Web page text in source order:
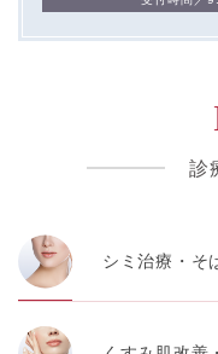
診
シミ治療・そ